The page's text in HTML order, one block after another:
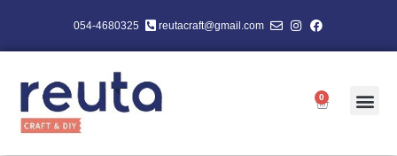
reutacraft@gmail.com
054-4680325
0